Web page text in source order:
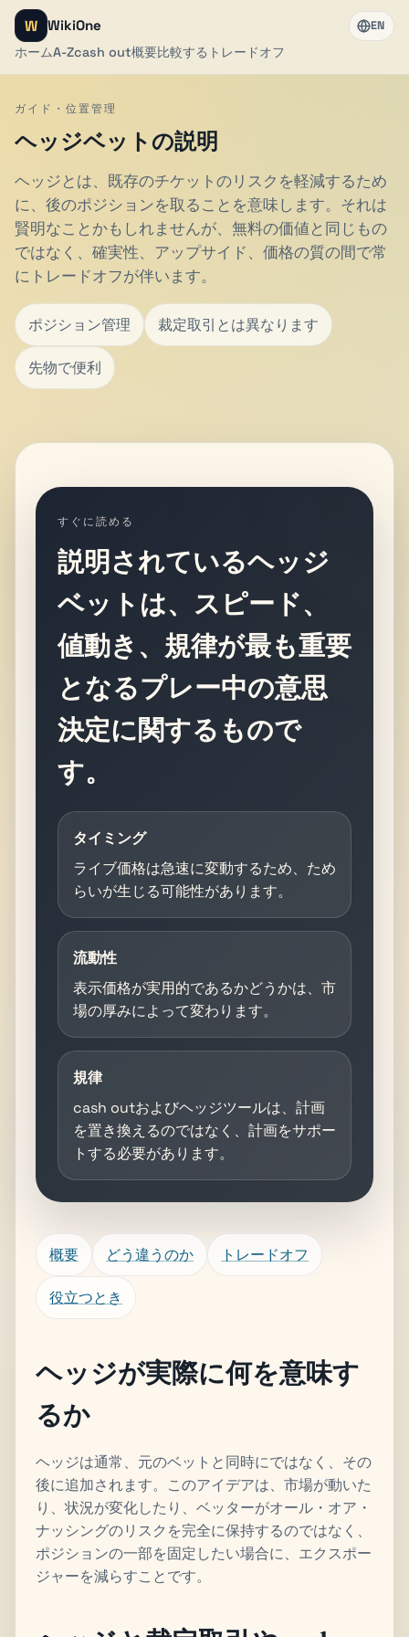
W WikiOne
ホームA-Zcash out概要比較する トレードオフ
EN
ガイド・位置管理
ヘッジベットの説明
ヘッジとは、既存のチケットのリスクを軽減するため
に、後のポジションを取ることを意味します。それは
賢明なことかもしれませんが、無料の価値と同じもの
ではなく、確実性、アップサイド、価格の質の間で常
にトレードオフが伴います。
ポジション管理 裁定取引とは異なります
先物で便利
すぐに読める
説明されているヘッジ
ベットは、スピード、
値動き、規律が最も重要
となるプレー中の意思
決定に関するもので
す。
タイミング
ライブ価格は急速に変動するため、ため
らいが生じる可能性があります。
流動性
表示価格が実用的であるかどうかは、市
場の厚みによって変わります。
規律
cash outおよびヘッジツールは、計画
を置き換えるのではなく、計画をサポー
トする必要があります。
概要 どう違うのか トレードオフ
役立つとき
ヘッジが実際に何を意味す
るか
ヘッジは通常、元のベットと同時にではなく、その
後に追加されます。このアイデアは、市場が動いた
り、状況が変化したり、ベッターがオール・オア・
ナッシングのリスクを完全に保持するのではなく、
ポジションの一部を固定したい場合に、エクスポー
ジャーを減らすことです。